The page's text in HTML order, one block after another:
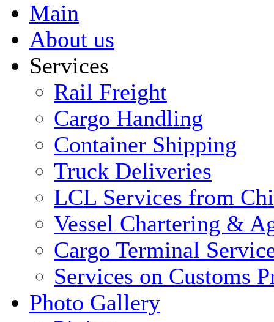
Main
About us
Services
Rail Freight
Cargo Handling
Container Shipping
Truck Deliveries
LCL Services from
Vessel Chartering &
Cargo Terminal
Services on Customs
Photo Gallery